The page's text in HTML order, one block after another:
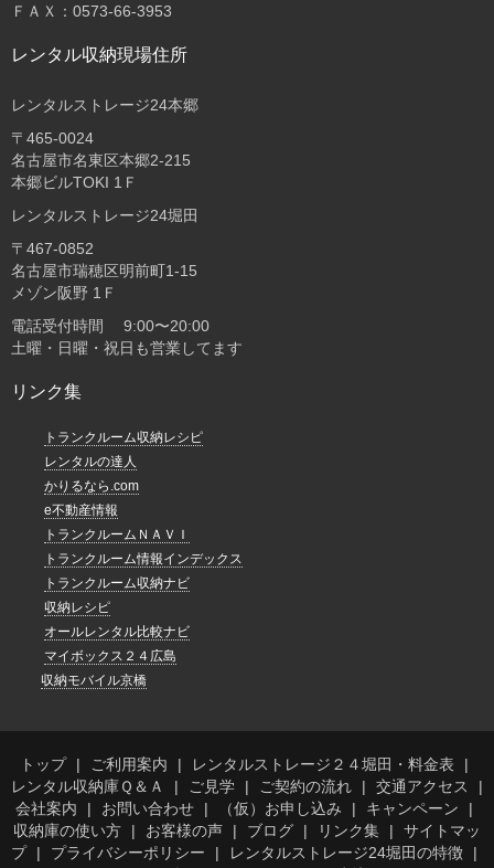
ＦＡＸ：0573-66-3953
レンタル収納現場住所
レンタルストレージ24本郷
〒465-0024
名古屋市名東区本郷2-215
本郷ビルTOKI 1Ｆ
レンタルストレージ24堀田
〒467-0852
名古屋市瑞穂区明前町1-15
メゾン阪野 1Ｆ
電話受付時間 9:00〜20:00
土曜・日曜・祝日も営業してます
リンク集
トランクルーム収納レシピ
レンタルの達人
かりるなら.com
e不動産情報
トランクルームＮＡＶＩ
トランクルーム情報インデックス
トランクルーム収納ナビ
収納レシピ
オールレンタル比較ナビ
マイボックス２４広島
収納モバイル京橋
トップ ご利用案内
レンタルストレージ２４堀田・料金表
レンタル収納庫Ｑ＆Ａ
ご見学 ご契約の流れ
交通アクセス
会社案内
お問い合わせ （仮）お申し込み
キャンペーン
収納庫の使い方
お客様の声 ブログ リンク集
サイトマッ
プ
プライバシーポリシー
レンタルストレージ24堀田の特徴